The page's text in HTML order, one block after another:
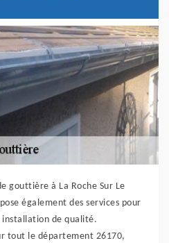
gouttière à La Roche Sur Le
également des services pour
de qualité.
tout le département 26170,